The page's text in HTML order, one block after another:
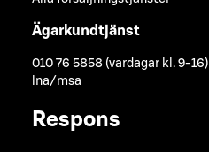
Ägarkundtjänst
010 76 5858 (vardagar kl. 9-16)
lna/msa
Respons